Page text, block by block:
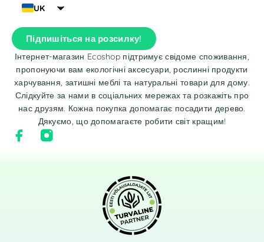
UK
Підпишіться на розсилку!
Інтернет-магазин Ecoshop підтримує свідоме споживання,
пропонуючи вам екологічні аксесуари, рослинні продукти
харчування, затишні меблі та натуральні товари для дому.
Слідкуйте за нами в соціальних мережах та розкажіть про
нас друзям. Кожна покупка допомагає посадити дерево.
Дякуємо, що допомагаєте робити світ кращим!